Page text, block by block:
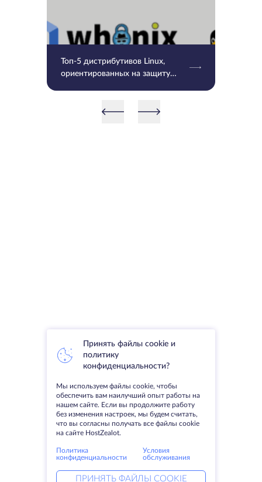
Топ-5 дистрибутивов Linux,
ориентированных на защиту
Принять файлы cookie и
политику
конфиденциальности?
Мы используем файлы cookie, чтобы
обеспечить вам наилучший опыт работы на
нашем сайте. Если вы продолжите работу
без изменения настроек, мы будем считать,
что вы согласны получать все файлы cookie
на сайте HostZealot.
Политика
конфиденциальности
Условия
обслуживания
ПРИНЯТЬ ФАЙЛЫ COOKIE